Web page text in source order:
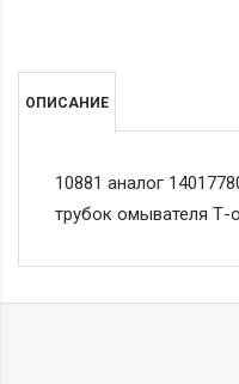
ОПИСАНИЕ
10881 аналог
трубок омывателя Т-